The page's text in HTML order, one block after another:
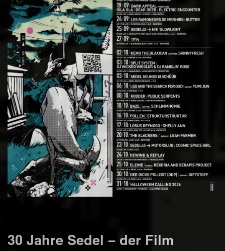
30 Jahre Sedel – der Film